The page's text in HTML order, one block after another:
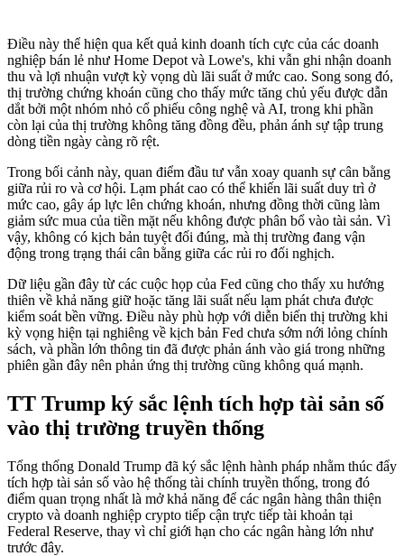
Điều này thể hiện qua kết quả kinh doanh tích cực của các doanh
nghiệp bán lẻ như Home Depot và Lowe's, khi vẫn ghi nhận doanh
thu và lợi nhuận vượt kỳ vọng dù lãi suất ở mức cao. Song song đó,
thị trường chứng khoán cũng cho thấy mức tăng chủ yếu được dẫn
dắt bởi một nhóm nhỏ cổ phiếu công nghệ và AI, trong khi phần
còn lại của thị trường không tăng đồng đều, phản ánh sự tập trung
dòng tiền ngày càng rõ rệt.
Trong bối cảnh này, quan điểm đầu tư vẫn xoay quanh sự cân bằng
giữa rủi ro và cơ hội. Lạm phát cao có thể khiến lãi suất duy trì ở
mức cao, gây áp lực lên chứng khoán, nhưng đồng thời cũng làm
giảm sức mua của tiền mặt nếu không được phân bổ vào tài sản. Vì
vậy, không có kịch bản tuyệt đối đúng, mà thị trường đang vận
động trong trạng thái cân bằng giữa các rủi ro đối nghịch.
Dữ liệu gần đây từ các cuộc họp của Fed cũng cho thấy xu hướng
thiên về khả năng giữ hoặc tăng lãi suất nếu lạm phát chưa được
kiểm soát bền vững. Điều này phù hợp với diễn biến thị trường khi
kỳ vọng hiện tại nghiêng về kịch bản Fed chưa sớm nới lỏng chính
sách, và phần lớn thông tin đã được phản ánh vào giá trong những
phiên gần đây nên phản ứng thị trường cũng không quá mạnh.
TT Trump ký sắc lệnh tích hợp tài sản số
vào thị trường truyền thống
Tổng thống Donald Trump đã ký sắc lệnh hành pháp nhằm thúc đẩy
tích hợp tài sản số vào hệ thống tài chính truyền thống, trong đó
điểm quan trọng nhất là mở khả năng để các ngân hàng thân thiện
crypto và doanh nghiệp crypto tiếp cận trực tiếp tài khoản tại
Federal Reserve, thay vì chỉ giới hạn cho các ngân hàng lớn như
trước đây.